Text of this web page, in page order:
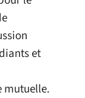
et
mutuelle.